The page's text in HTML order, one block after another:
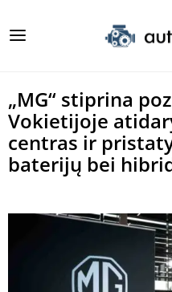
„MG“ stiprina
Vokietijoje
centras ir
baterijų bei